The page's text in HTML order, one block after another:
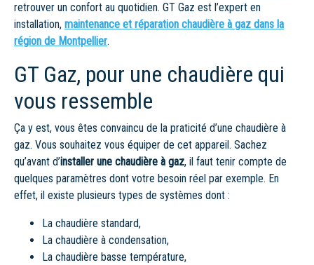
retrouver un confort au quotidien. GT Gaz est l’expert en
installation, maintenance et réparation chaudière à gaz dans la
région de Montpellier.
GT Gaz, pour une chaudière qui
vous ressemble
Ça y est, vous êtes convaincu de la praticité d’une chaudière à
gaz. Vous souhaitez vous équiper de cet appareil. Sachez
qu’avant d’installer une chaudière à gaz, il faut tenir compte de
quelques paramètres dont votre besoin réel par exemple. En
effet, il existe plusieurs types de systèmes dont :
La chaudière standard,
La chaudière à condensation,
La chaudière basse température,